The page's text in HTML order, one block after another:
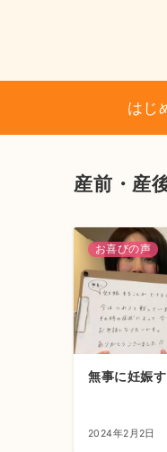
はじ
産前・産
お喜びの声
無事に妊娠
2024年2月2日